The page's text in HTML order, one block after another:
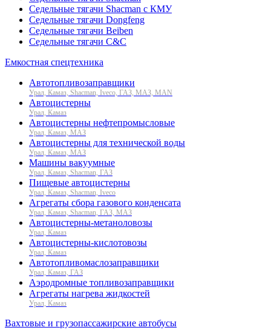
Седельные тягачи Shacman с КМУ
Седельные тягачи Dongfeng
Седельные тягачи Beiben
Седельные тягачи C&C
Емкостная спецтехника
Автотопливозаправщики
Урал, Камаз, Shacman, Iveco, ГАЗ, МАЗ, MAN
Автоцистерны
Урал, Камаз
Автоцистерны нефтепромысловые
Урал, Камаз, МАЗ
Автоцистерны для технической воды
Урал, Камаз, МАЗ
Машины вакуумные
Урал, Камаз, Shacman, ГАЗ
Пищевые автоцистерны
Урал, Камаз, Shacman, Iveco
Агрегаты сбора газового конденсата
Урал, Камаз, Shacman, ГАЗ, МАЗ
Автоцистерны-метаноловозы
Урал, Камаз
Автоцистерны-кислотовозы
Урал, Камаз
Автотопливомаслозаправщики
Урал, Камаз, ГАЗ
Аэродромные топливозаправщики
Агрегаты нагрева жидкостей
Урал, Камаз
Вахтовые и грузопассажирские автобусы